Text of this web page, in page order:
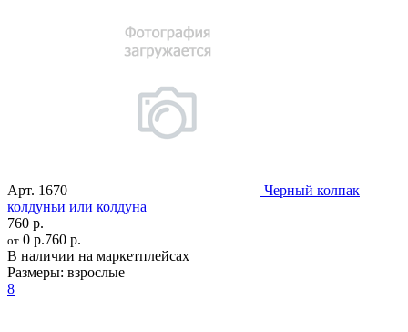
Арт. 1670
Черный колпак
колдуньи или колдуна
760 р.
от 0 р.760 р.
В наличии на маркетплейсах
Размеры: взрослые
8